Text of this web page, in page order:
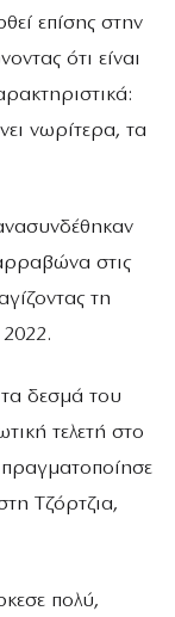
επίσης στην
ότι είναι
νωρίτερα, τα
στις
τη
δεσμά του
τελετή στο
Τζόρτζια,
πολύ,